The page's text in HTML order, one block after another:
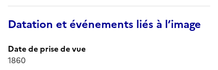
Datation et événements liés à l’image
Date de prise de vue
1860